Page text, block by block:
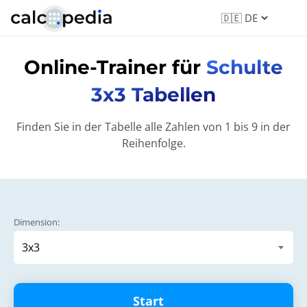
Online-Trainer für Schulte
3x3 Tabellen
Finden Sie in der Tabelle alle Zahlen von 1 bis 9 in der
Reihenfolge.
Dimension:
Start